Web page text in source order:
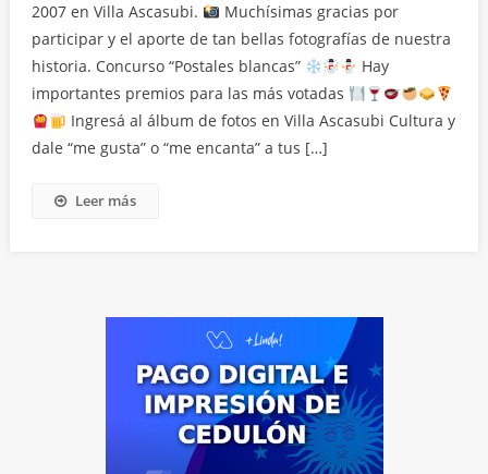
2007 en Villa Ascasubi.
Muchísimas gracias por
participar y el aporte de tan bellas fotografías de nuestra
historia. Concurso “Postales blancas”
Hay
importantes premios para las más votadas
Ingresá al álbum de fotos en Villa Ascasubi Cultura y
dale “me gusta” o “me encanta” a tus […]
Leer más